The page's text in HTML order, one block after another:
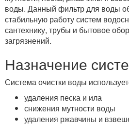
воды. Данный фильтр для воды
стабильную работу систем
сантехнику, трубы и бытовое
загрязнений.
Назначение
Система очистки воды
удаления песка и ила
снижения мутности воды
удаления ржавчины и